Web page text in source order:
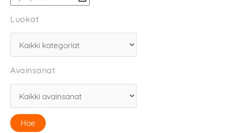
Luokat
Avainsanat